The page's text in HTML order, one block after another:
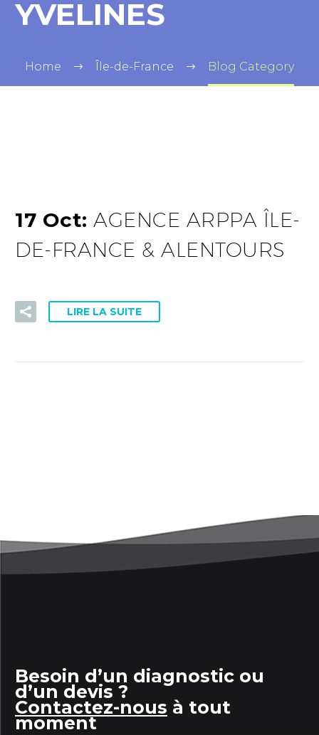
YVELINES
Home Île-de-France Blog Category
17 Oct: AGENCE ARPPA ÎLE-
DE-FRANCE & ALENTOURS
LIRE LA SUITE
Besoin d’un diagnostic ou
d’un devis ?
Contactez-nous à tout
moment